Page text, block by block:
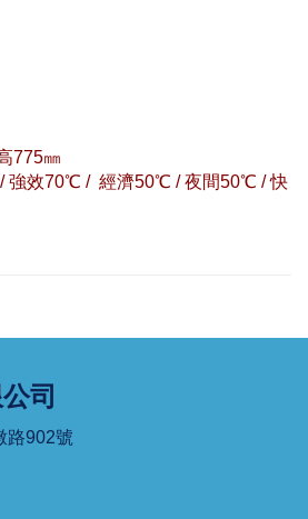
775㎜
強效70℃ / 經濟50℃ / 夜間50℃ / 快
司
路902號